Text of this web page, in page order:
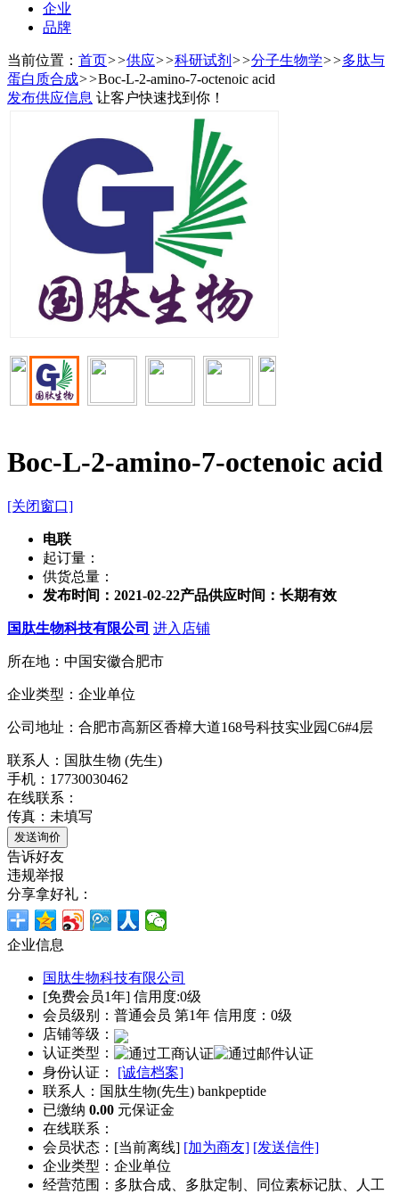
企业
品牌
当前位置： 首页>>供应>>科研试剂 >>分子生物学>>多肽与
蛋白质合成>>Boc-L-2-amino-7-octenoic acid
发布供应信息 让客户快速找到你！
Boc-L-2-amino-7-octenoic acid
[关闭窗口]
电联
起订量：
供货总量：
发布时间：2021-02-22产品供应时间：长期有效
国肽生物科技有限公司 进入店铺
所在地：中国安徽合肥市
企业类型：企业单位
公司地址：合肥市高新区香樟大道168号科技实业园C6#4层
联系人：国肽生物 (先生)
手机：17730030462
在线联系：
传真：未填写
告诉好友
违规举报
分享拿好礼：
企业信息
国肽生物科技有限公司
[免费会员1年] 信用度:0级
会员级别：普通会员 第1年 信用度：0级
店铺等级：
认证类型：
身份认证： [诚信档案]
联系人：国肽生物(先生) bankpeptide
已缴纳 0.00 元保证金
在线联系：
会员状态：[当前离线] [加为商友] [发送信件]
企业类型：企业单位
经营范围：多肽合成、多肽定制、同位素标记肽、人工